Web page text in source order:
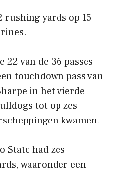
rushing yards op 15
22 van de 36 passes
touchdown pass van
in het vierde
tot op zes
kwamen.
State had zes
waaronder een